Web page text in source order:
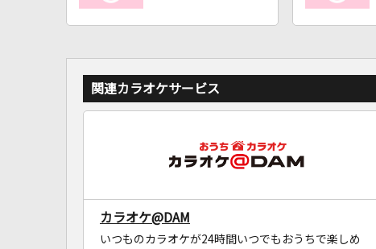
関連カラオケサービス
カラオケ@DAM
いつものカラオケが24時間いつでもおうちで楽しめ